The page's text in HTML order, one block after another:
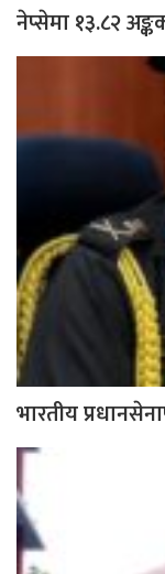
नेप्सेमा १३.८२
भारतीय